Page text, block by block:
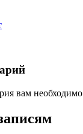
вам необходимо